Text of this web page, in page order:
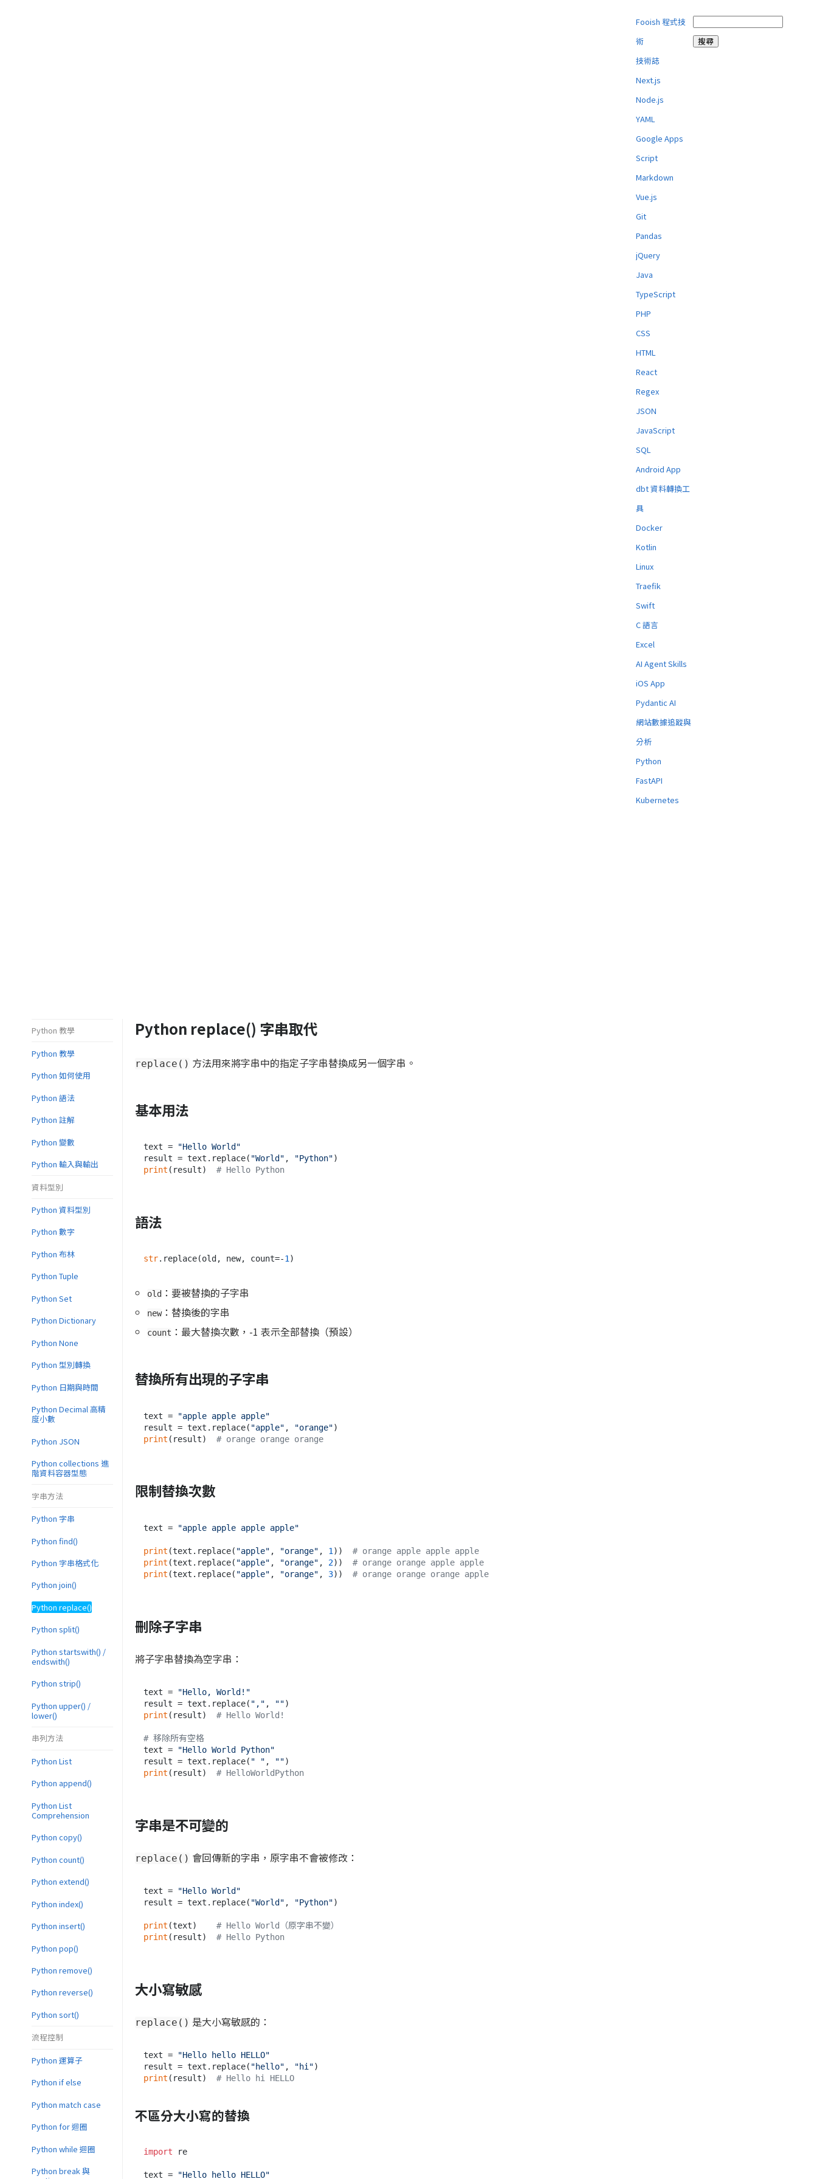
Fooish 程式技
術
技術誌
Next.js
Node.js
YAML
Google Apps
Script
Markdown
Vue.js
Git
Pandas
jQuery
Java
TypeScript
PHP
CSS
HTML
React
Regex
JSON
JavaScript
SQL
Android App
dbt 資料轉換工
具
Docker
Kotlin
Linux
Traefik
Swift
C 語言
Excel
AI Agent Skills
iOS App
Pydantic AI
網站數據追蹤與
分析
Python
FastAPI
Kubernetes
Python replace() 字串取代
replace() 方法用來將字串中的指定子字串替換成另一個字串。
基本用法
text =
"Hello World"
result = text.replace( "World" , "Python"
print (result) # Hello Python
語法
str.replace(old, new, count=-1
old ：要被替換的子字串
new：替換後的字串
count ：最大替換次數，-1 表示全部替換（預設）
替換所有出現的子字串
text =
"apple apple apple"
result = text.replace( "apple" , "orange"
print (result) # orange orange orange
限制替換次數
text = "apple apple apple apple"
print (text.replace( "apple" , "orange" , 1 )) # orange apple apple apple
print (text.replace( "apple" , "orange" , 2)) # orange orange apple apple
print (text.replace( "apple" , "orange" , 3)) # orange orange orange apple
刪除子字串
將子字串替換為空字串：
text =
"Hello, World!"
result = text.replace( "," , ""
print (result) # Hello World!
# 移除所有空格
text =
"Hello World Python"
result = text.replace( " " , ""
print (result) # HelloWorldPython
字串是不可變的
replace() 會回傳新的字串，原字串不會被修改：
text =
"Hello World"
result = text.replace( "World" , "Python")
print (text) # Hello World（原字串不變）
print (result) # Hello Python
大小寫敏感
replace() 是大小寫敏感的：
text =
"Hello hello HELLO"
result = text.replace( "hello" , "hi"
print (result) # Hello hi HELLO
不區分大小寫的替換
import re
text = "Hello hello HELLO"
Python 教學
Python 教學
Python 如何使用
Python 語法
Python 註解
Python 變數
Python 輸入與輸出
資料型別
Python 資料型別
Python 數字
Python 布林
Python Tuple
Python Set
Python Dictionary
Python None
Python 型別轉換
Python 日期與時間
Python Decimal 高精
度小數
Python JSON
Python collections 進
階資料容器型態
字串方法
Python 字串
Python find()
Python 字串格式化
Python join()
Python replace()
Python split()
Python startswith() /
endswith()
Python strip()
Python upper() /
lower()
串列方法
Python List
Python append()
Python List
Comprehension
Python copy()
Python count()
Python extend()
Python index()
Python insert()
Python pop()
Python remove()
Python reverse()
Python sort()
流程控制
Python 運算子
Python if else
Python match case
Python for 迴圈
Python while 迴圈
Python break 與